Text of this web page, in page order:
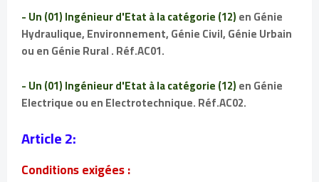
- Un (01) Ingénieur d'Etat à la catégorie (12)en Génie
Hydraulique, Environnement, Génie Civil, Génie Urbain
ou en Génie Rural . Réf.AC01.
- Un (01) Ingénieur d'Etat à la catégorie (12)en Génie
Electrique ou en Electrotechnique. Réf.AC02.
Article 2:
Conditions exigées :